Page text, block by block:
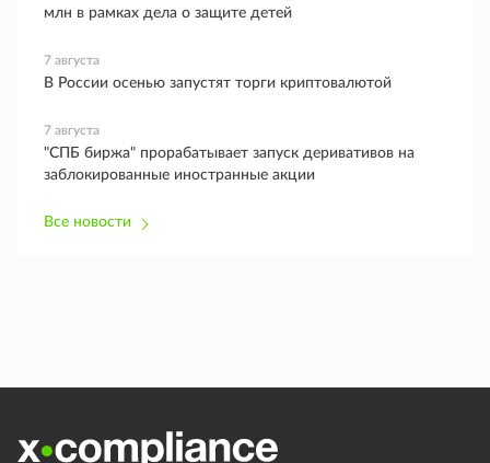
млн в рамках дела о защите детей
7 августа
В России осенью запустят торги криптовалютой
7 августа
"СПБ биржа" прорабатывает запуск деривативов на
заблокированные иностранные акции
Все новости